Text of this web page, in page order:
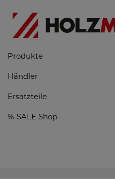
Produkte
Händler
Ersatzteile
%-SALE Shop